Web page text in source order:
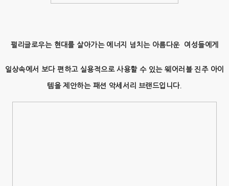
펄리글로우는 현대를 살아가는 에너지 넘치는 아름다운 여성들에게
일상속에서 보다 편하고 실용적으로 사용할 수 있는 웨어러블 진주 아이
템을 제안하는 패션 악세서리 브랜드입니다.